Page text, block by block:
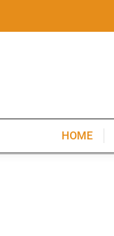
HOME